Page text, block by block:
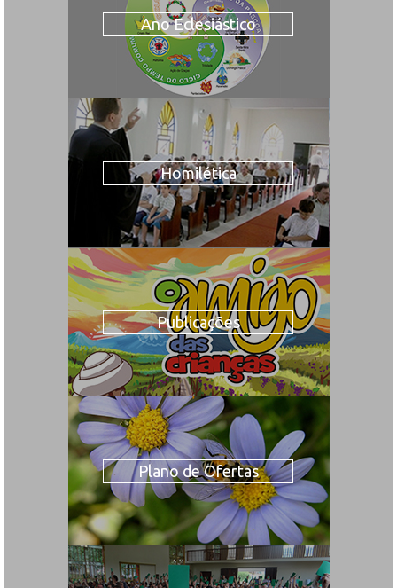
Ano Eclesiástico
Homilética
Publicações
Plano de Ofertas